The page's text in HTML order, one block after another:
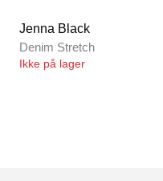
Jenna Black
Denim Stretch
Ikke på lager